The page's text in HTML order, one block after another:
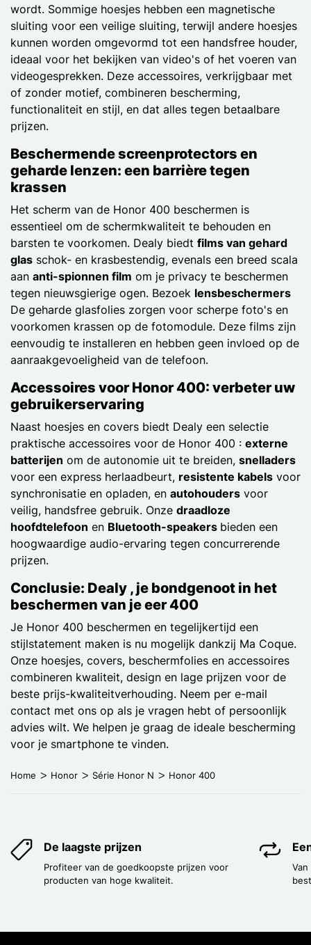
wordt. Sommige hoesjes hebben een magnetische
sluiting voor een veilige sluiting, terwijl andere hoesjes
kunnen worden omgevormd tot een handsfree houder,
ideaal voor het bekijken van video's of het voeren van
videogesprekken. Deze accessoires, verkrijgbaar met
of zonder motief, combineren bescherming,
functionaliteit en stijl, en dat alles tegen betaalbare
prijzen.
Beschermende screenprotectors en
geharde lenzen: een barrière tegen
krassen
Het scherm van de Honor 400 beschermen is
essentieel om de schermkwaliteit te behouden en
barsten te voorkomen. Dealy biedt films van gehard
glas schok- en krasbestendig, evenals een breed scala
aan anti-spionnen film om je privacy te beschermen
tegen nieuwsgierige ogen. Bezoek lensbeschermers
De geharde glasfolies zorgen voor scherpe foto's en
voorkomen krassen op de fotomodule. Deze films zijn
eenvoudig te installeren en hebben geen invloed op de
aanraakgevoeligheid van de telefoon.
Accessoires voor Honor 400: verbeter uw
gebruikerservaring
Naast hoesjes en covers biedt Dealy een selectie
praktische accessoires voor de Honor 400 : externe
batterijen om de autonomie uit te breiden, snelladers
voor een express herlaadbeurt, resistente kabels voor
synchronisatie en opladen, en autohouders voor
veilig, handsfree gebruik. Onze draadloze
hoofdtelefoon en Bluetooth-speakers bieden een
hoogwaardige audio-ervaring tegen concurrerende
prijzen.
Conclusie: Dealy , je bondgenoot in het
beschermen van je eer 400
Je Honor 400 beschermen en tegelijkertijd een
stijlstatement maken is nu mogelijk dankzij Ma Coque.
Onze hoesjes, covers, beschermfolies en accessoires
combineren kwaliteit, design en lage prijzen voor de
beste prijs-kwaliteitverhouding. Neem per e-mail
contact met ons op als je vragen hebt of persoonlijk
advies wilt. We helpen je graag de ideale bescherming
voor je smartphone te vinden.
Home Honor Série Honor N Honor 400
De laagste prijzen
Profiteer van de goedkoopste prijzen voor
producten van hoge kwaliteit.